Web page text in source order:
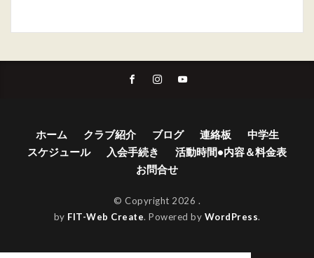
ホーム クラブ紹介 ブログ 連絡板
中学生
スケジュール
入会手続き
活動時間•内容＆料金表
お問合せ
© Copyright 2026 .
by FIT-Web Create. Powered by WordPress.